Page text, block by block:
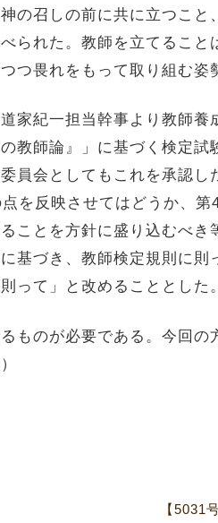
の召しの前に共に立つこ
られた。教師を立てるこ
つ畏れをもって取り組む姿
家紀一担当幹事より教師養
教師論』」に基づく検定
員会としてもこれを承認
を反映させてはどうか、
ことを方針に盛り込むべ
基づき、教師検定規則に
って」と改めることとした。
ものが必要である。今回の
【5031